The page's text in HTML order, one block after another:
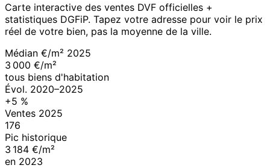
Carte interactive des ventes DVF officielles +
statistiques DGFiP. Tapez votre adresse pour voir le prix
réel de votre bien, pas la moyenne de la ville.
Médian €/m² 2025
3 000 €/m²
tous biens d'habitation
Évol. 2020–2025
+5 %
Ventes 2025
176
Pic historique
3 184 €/m²
en 2023